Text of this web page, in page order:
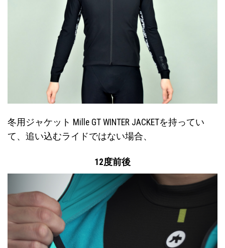
冬用ジャケット Mille GT WINTER JACKETを持ってい
て、追い込むライドではない場合、
12度前後